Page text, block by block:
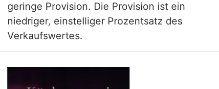
geringe Provision. Die Provision ist ein
niedriger, einstelliger Prozentsatz des
Verkaufswertes.